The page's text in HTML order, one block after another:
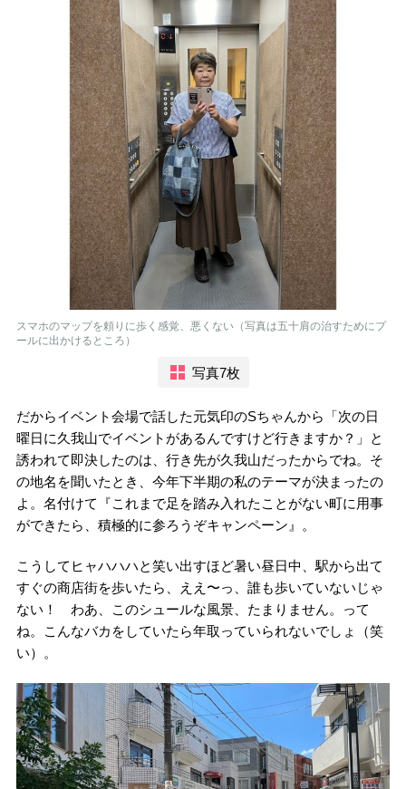
スマホのマップを頼りに歩く感覚、悪くない（写真は五十肩の治すためにプ
ールに出かけるところ）
写真7枚
だからイベント会場で話した元気印のSちゃんから「次の日
曜日に久我山でイベントがあるんですけど行きますか？」と
誘われて即決したのは、行き先が久我山だったからでね。そ
の地名を聞いたとき、今年下半期の私のテーマが決まったの
よ。名付けて『これまで足を踏み入れたことがない町に用事
ができたら、積極的に参ろうぞキャンペーン』。
こうしてヒャハハハと笑い出すほど暑い昼日中、駅から出て
すぐの商店街を歩いたら、ええ〜っ、誰も歩いていないじゃ
ない！ わあ、このシュールな風景、たまりません。って
ね。こんなバカをしていたら年取っていられないでしょ（笑
い）。